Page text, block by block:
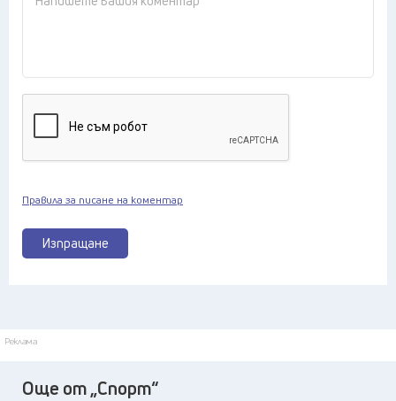
Изпращане
Правила за писане на коментар
Реклама
Още от „Спорт“